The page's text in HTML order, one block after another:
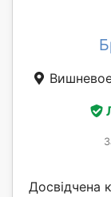
Досвідчена